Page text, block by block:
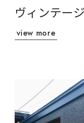
ヴィンテー
view more